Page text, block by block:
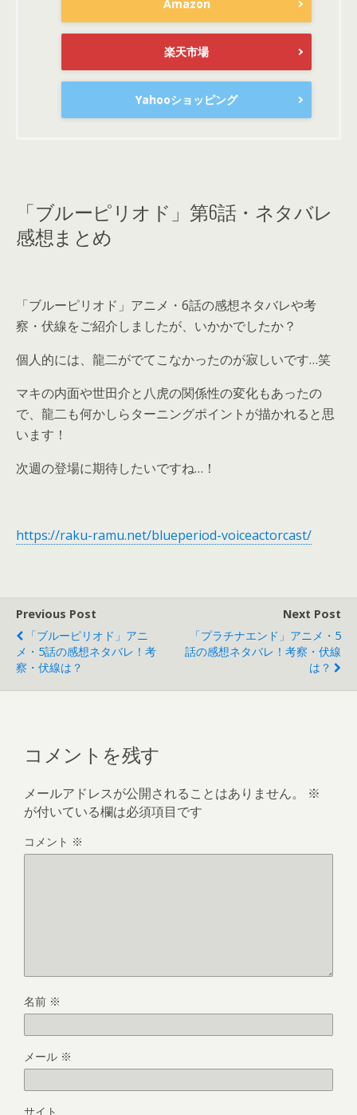
Amazon
楽天市場
Yahooショッピング
「ブルーピリオド」第6話・ネタバレ
感想まとめ
「ブルーピリオド」アニメ・6話の感想ネタバレや考
察・伏線をご紹介しましたが、いかかでしたか？
個人的には、龍二がでてこなかったのが寂しいです…笑
マキの内面や世田介と八虎の関係性の変化もあったの
で、龍二も何かしらターニングポイントが描かれると思
います！
次週の登場に期待したいですね…！
https://raku-ramu.net/blueperiod-voiceactorcast/
Previous Post
「ブルーピリオド」アニ
メ・5話の感想ネタバレ！考
察・伏線は？
Next Post
「プラチナエンド」アニメ・5
話の感想ネタバレ！考察・伏線
は？
コメントを残す
メールアドレスが公開されることはありません。
※
が付いている欄は必須項目です
コメント ※
名前 ※
メール ※
サイト